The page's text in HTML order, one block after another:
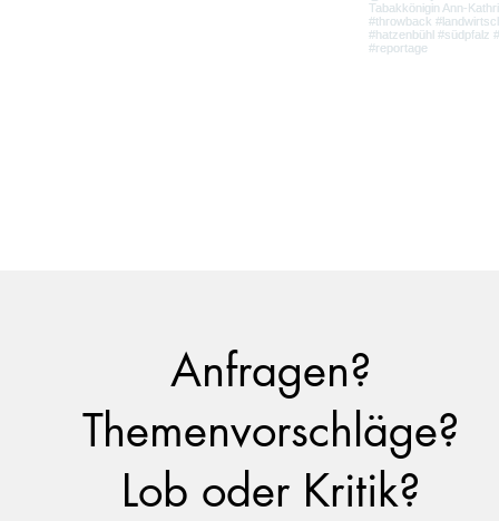
Anfragen?
Themenvorschläge?
Lob oder Kritik?